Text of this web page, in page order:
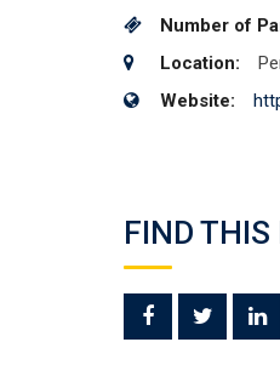
Number of
Location:
Website:
FIND THIS